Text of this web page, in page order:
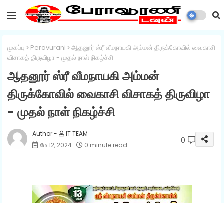
முகப்பு Peravurani
ஆதனூர் ஸ்ரீ வீமநாயகி அம்மன் திருக்கோவில் வைகாசி
விசாகத் திருவிழா - முதல் நாள் நிகழ்ச்சி
ஆதனூர் ஸ்ரீ வீமநாயகி அம்மன்
திருக்கோவில் வைகாசி விசாகத் திருவிழா
- முதல் நாள் நிகழ்ச்சி
IT TEAM
மே 12, 2024
0 minute read 0